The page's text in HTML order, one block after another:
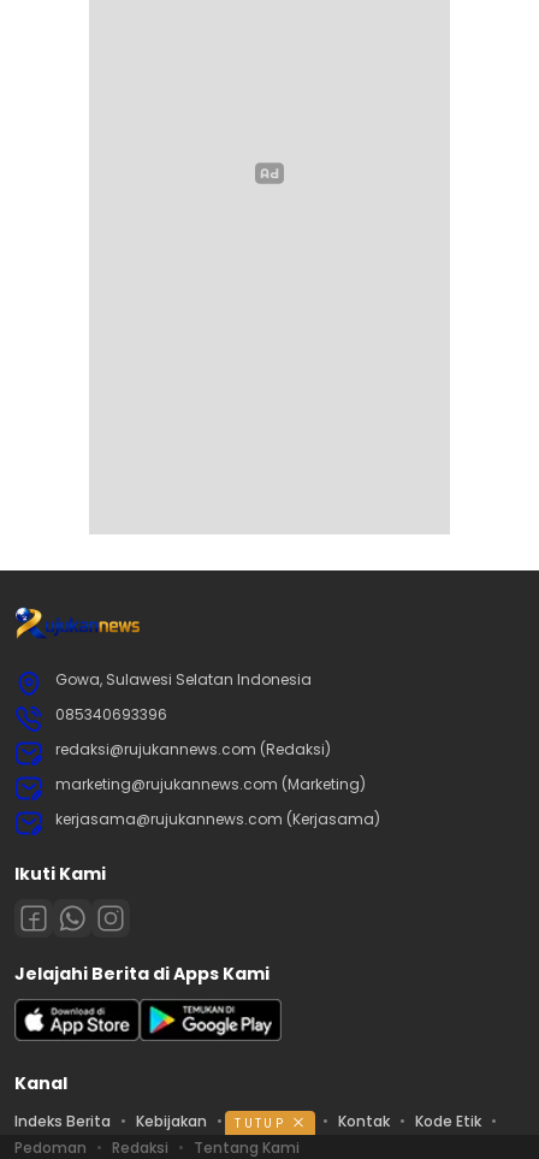
Gowa, Sulawesi Selatan Indonesia
085340693396
redaksi@rujukannews.com (Redaksi)
marketing@rujukannews.com (Marketing)
kerjasama@rujukannews.com (Kerjasama)
Ikuti Kami
Jelajahi Berita di Apps Kami
Kanal
Indeks Berita Kebijakan Ketentuan Kontak
Kode Etik
Pedoman
Redaksi Tentang Kami
TUTUP